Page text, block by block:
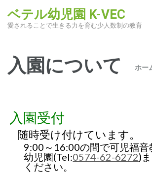
ン
へ
(Enter
ベテル幼児園 K-VEC
愛されることで生きる力を育む少人数制の教育
入園について ホー
入園受付
随時受け付けています。
9:00～16:00の間で可児福音
幼児園(Tel:0574-62-6272)
ください。